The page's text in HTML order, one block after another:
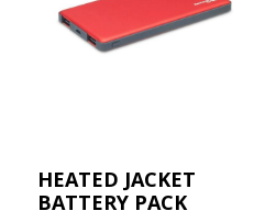
HEATED JACKET
BATTERY PACK